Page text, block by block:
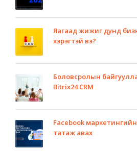
Яагаад жижиг дунд
хэрэгтэй вэ?
Боловсролын
Bitrix24 CRM
Facebook
татаж авах